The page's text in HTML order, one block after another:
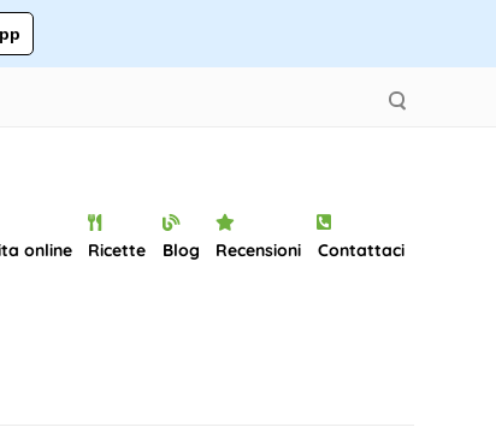
online Ricette Blog Recensioni Contattaci